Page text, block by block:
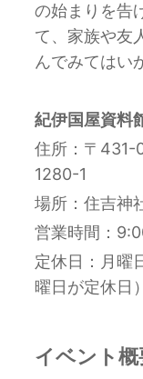
の始まりを告
て、家族や友
んでみてはい
紀伊国屋資料
住所：〒431-
1280-1
場所：住吉神
営業時間：
定休日：月曜
曜日が定休日）
イベント概